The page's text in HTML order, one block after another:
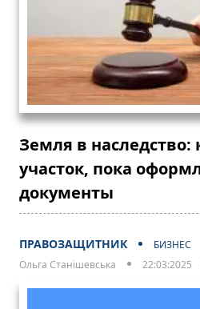
Земля в наследство:
участок, пока
документы
ПРАВОЗАЩИТНИК
БИЗНЕС
Ольга Станішевська
22:03:2025